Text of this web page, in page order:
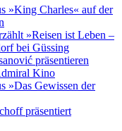
»King Charles« auf der
»Reisen ist Leben –
bei Güssing
präsentieren
Kino
»Das Gewissen der
präsentiert